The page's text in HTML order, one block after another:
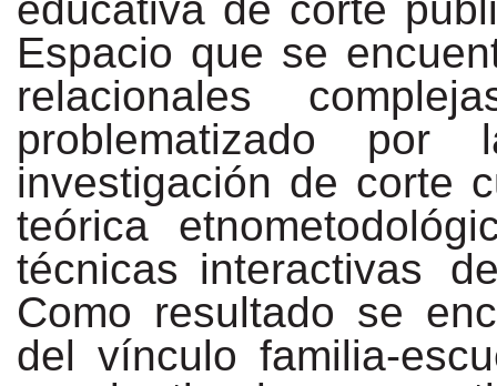
educativa de corte
Espacio que se
relacionales
problematizado
por
investigación de corte
teórica
técnicas interactivas
Como resultado se
del vínculo familia-